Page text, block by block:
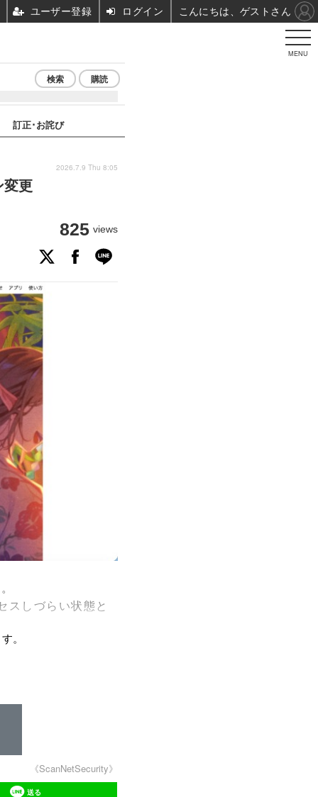
MENU
検索 購読
訂正･お詫び
変更
825 views
2026.7.9 Thu 8:05
しづらい状態と
。
《ScanNetSecurity》
送る
ユーザー登録 ログイン こんにちは、ゲストさん